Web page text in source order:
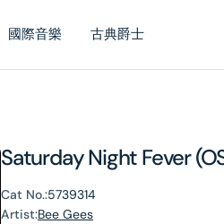
國際音樂 古典爵士
Saturday Night Fever
Cat No.:5739314
Artist:Bee Gees